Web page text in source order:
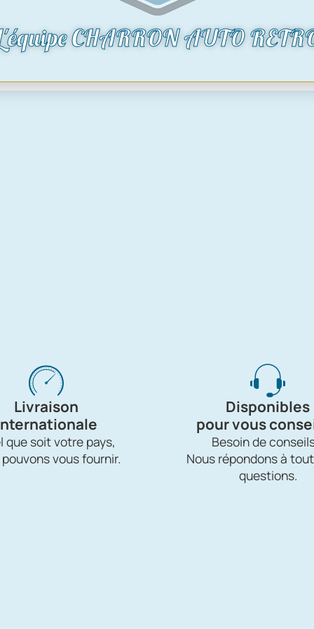
Livraison
que soit votre pays,
vous fournir.
Disponibles
pour vous
Besoin de
Nous répondons à
questions.
CHARRON AUTO